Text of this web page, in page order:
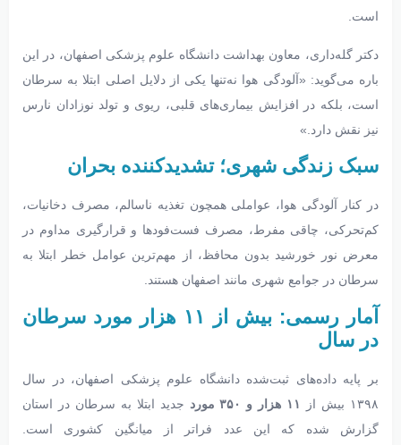
است.
دکتر گله‌داری، معاون بهداشت دانشگاه علوم پزشکی اصفهان، در این
باره می‌گوید: «آلودگی هوا نه‌تنها یکی از دلایل اصلی ابتلا به سرطان
است، بلکه در افزایش بیماری‌های قلبی، ریوی و تولد نوزادان نارس
نیز نقش دارد.»
سبک زندگی شهری؛ تشدیدکننده بحران
در کنار آلودگی هوا، عواملی همچون تغذیه ناسالم، مصرف دخانیات،
کم‌تحرکی، چاقی مفرط، مصرف فست‌فودها و قرارگیری مداوم در
معرض نور خورشید بدون محافظ، از مهم‌ترین عوامل خطر ابتلا به
سرطان در جوامع شهری مانند اصفهان هستند.
آمار رسمی: بیش از ۱۱ هزار مورد سرطان
در سال
بر پایه داده‌های ثبت‌شده دانشگاه علوم پزشکی اصفهان، در سال
۱۳۹۸ بیش از
۱۱ هزار و ۳۵۰ مورد
جدید ابتلا به سرطان در استان
گزارش شده که این عدد فراتر از میانگین کشوری است.